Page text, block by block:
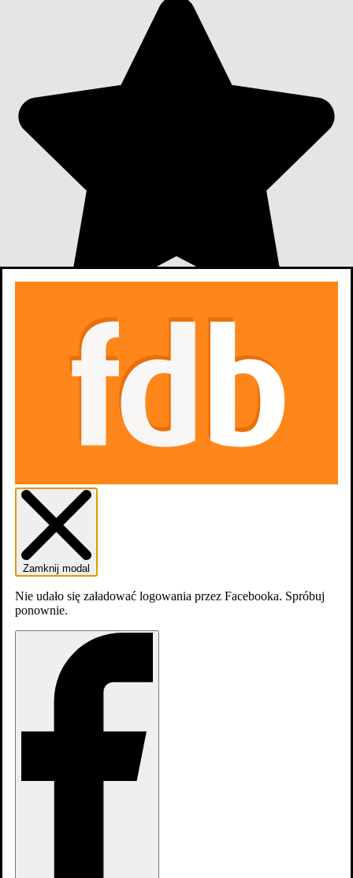
Zdjęcia
Zamknij modal
Nie udało się załadować logowania przez Facebooka. Spróbuj
ponownie.